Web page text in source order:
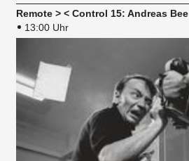
Remote > < Control 15: Andreas Bee
13:00 Uhr